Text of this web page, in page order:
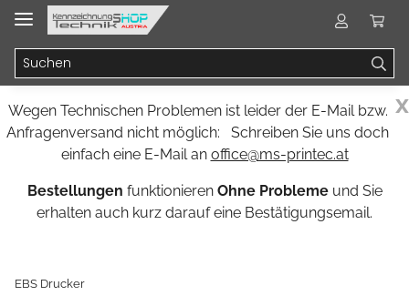
x
Wegen Technischen Problemen ist leider der E-Mail bzw.
Anfragenversand nicht möglich: Schreiben Sie uns doch
einfach eine E-Mail an office@ms-printec.at
Bestellungen funktionieren Ohne Problemeund Sie
erhalten auch kurz darauf eine Bestätigungsemail.
EBS Drucker